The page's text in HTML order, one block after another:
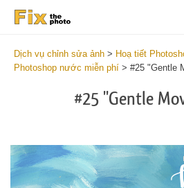
Dịch vụ chỉnh sửa ảnh > Hoạ tiết
Photoshop nước miễn phí > #25 "Gentle
#25 "Gentle